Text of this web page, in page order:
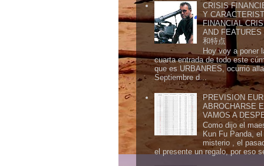
CRISIS
Y
FINANCIAL
AND
和特点
Hoy voy a poner
cuarta entrada de todo este
que es URBANRES, ocurrió
Septiembre d...
PREVISION
ABROCHARSE
VAMOS A
Como dijo el
Kun Fu Panda,
misterio , el
el presente un regalo, por eso